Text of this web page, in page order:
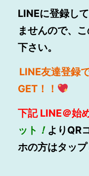
LINEに登録し
ませんので、
下さい。
LINE友達登録
GET！！
下記 LINE＠始
ット ！ よりQR
ホの方はタップ